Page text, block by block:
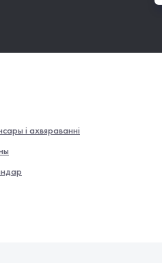
і ахвяраванні